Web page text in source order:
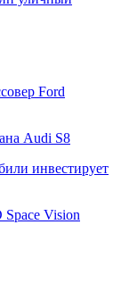
Ford
Audi S8
инвестирует
Space Vision